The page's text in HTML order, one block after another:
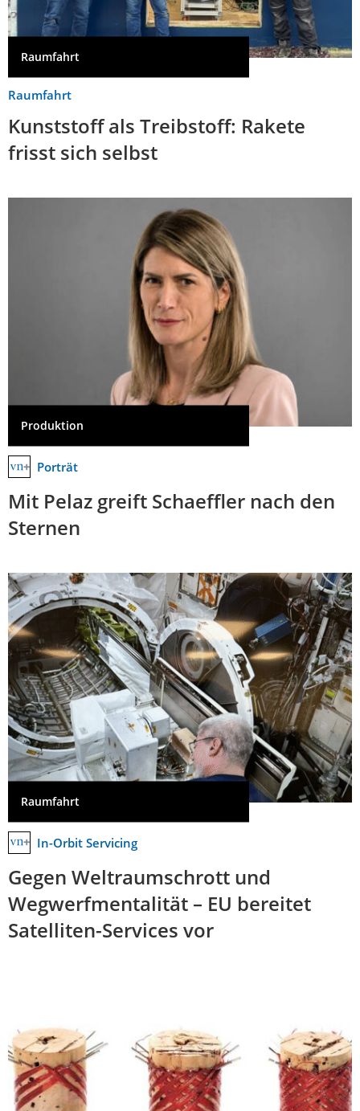
Raumfahrt
Raumfahrt
Kunststoff als Treibstoff: Rakete
frisst sich selbst
Produktion
Porträt
Mit Pelaz greift Schaeffler nach den
Sternen
Raumfahrt
In-Orbit Servicing
Gegen Weltraumschrott und
Wegwerfmentalität – EU bereitet
Satelliten-Services vor